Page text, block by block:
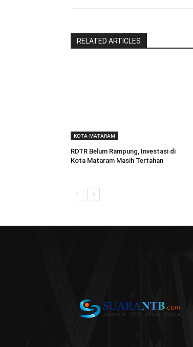
RELATED ARTICLES
KOTA MATARAM
RDTR Belum Rampung, Investasi di
Kota Mataram Masih Tertahan